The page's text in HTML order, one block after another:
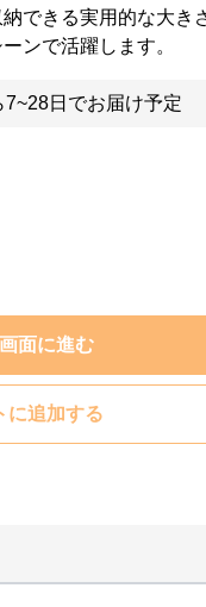
できる実用的な大き
ンで活躍します。
7~28日でお届け予定
面に進む
に追加する